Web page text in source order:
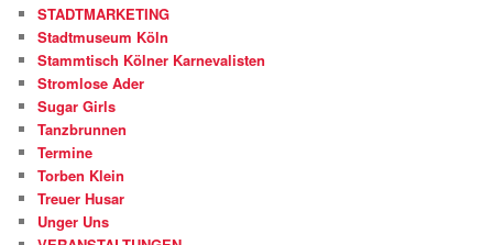
STADTMARKETING
Stadtmuseum Köln
Stammtisch Kölner Karnevalisten
Stromlose Ader
Sugar Girls
Tanzbrunnen
Termine
Torben Klein
Treuer Husar
Unger Uns